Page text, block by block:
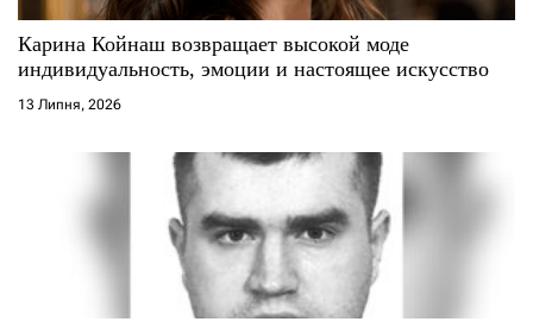
с
і
Карина Койнаш возвращает высокой моде
индивидуальность, эмоции и настоящее искусство
13 Липня, 2026